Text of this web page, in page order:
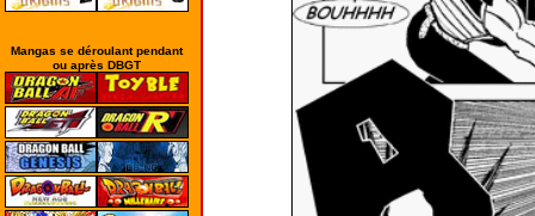
Mangas se déroulant pendant
ou après DBGT